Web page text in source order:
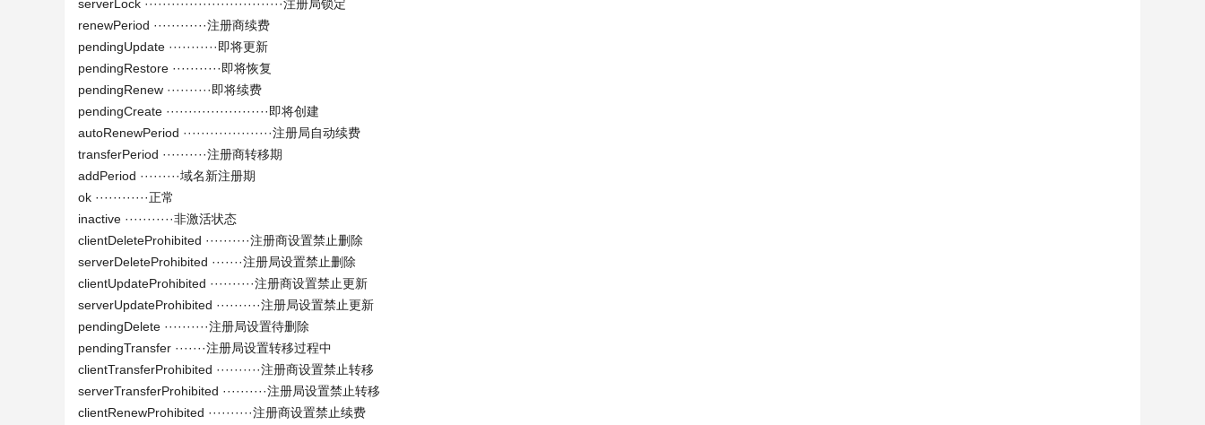
serverLock ·······························注册局锁定
renewPeriod ············注册商续费
pendingUpdate ···········即将更新
pendingRestore ···········即将恢复
pendingRenew ··········即将续费
pendingCreate ·······················即将创建
autoRenewPeriod ····················注册局自动续费
transferPeriod ··········注册商转移期
addPeriod ·········域名新注册期
ok ············正常
inactive ···········非激活状态
clientDeleteProhibited ··········注册商设置禁止删除
serverDeleteProhibited ·······注册局设置禁止删除
clientUpdateProhibited ··········注册商设置禁止更新
serverUpdateProhibited ··········注册局设置禁止更新
pendingDelete ··········注册局设置待删除
pendingTransfer ·······注册局设置转移过程中
clientTransferProhibited ··········注册商设置禁止转移
serverTransferProhibited ··········注册局设置禁止转移
clientRenewProhibited ··········注册商设置禁止续费